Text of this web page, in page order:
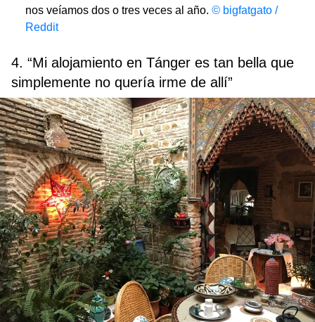
nos veíamos dos o tres veces al año. © bigfatgato /
Reddit
4. “Mi alojamiento en Tánger es tan bella que
simplemente no quería irme de allí”